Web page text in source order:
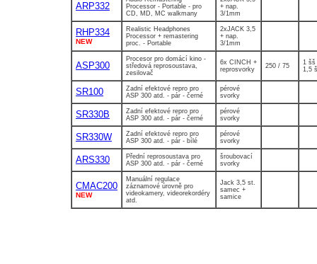
ARP332
Processor - Portable - pro
CD, MD, MC walkmany
+ nap.
3/1mm
RHP334
NEW
Realistic Headphones
Processor + remastering
proc. - Portable
2xJACK 3,5
+ nap.
3/1mm
ASP300
Procesor pro domácí kino -
středová reprosoustava,
zesilovač
6x CINCH +
reprosvorky
250 / 75
1 šš
1,5
SR100
Zadní efektové repro pro
ASP 300 atd. - pár - černé
pérové
svorky
SR330B
Zadní efektové repro pro
ASP 300 atd. - pár - černé
pérové
svorky
SR330W
Zadní efektové repro pro
ASP 300 atd. - pár - bílé
pérové
svorky
ARS330
Přední reprosoustava pro
ASP 300 atd. - pár - černé
šroubovací
svorky
CMAC200
NEW
Manuální regulace
záznamové úrovně pro
videokamery, videorekordéry
atd.
Jack 3,5 st.
samec +
samice